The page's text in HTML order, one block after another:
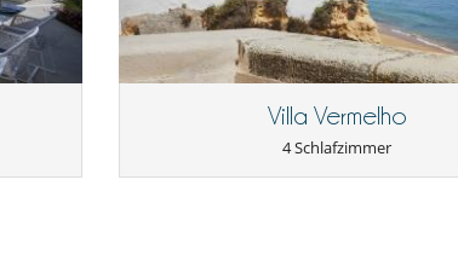
Villa Vermelho
4 Schlafzimmer